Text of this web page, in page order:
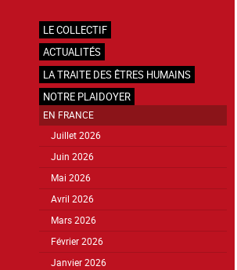
Navigation
principale
LE COLLECTIF
ACTUALITÉS
LA TRAITE DES ÊTRES HUMAINS
NOTRE PLAIDOYER
EN FRANCE
Juillet 2026
Juin 2026
Mai 2026
Avril 2026
Mars 2026
Février 2026
Janvier 2026